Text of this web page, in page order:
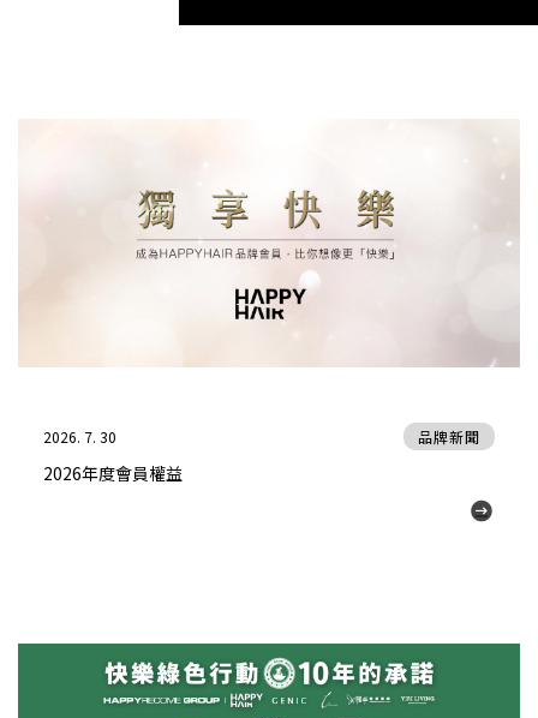
2026. 7. 30
2026年度會員權益
品牌新聞